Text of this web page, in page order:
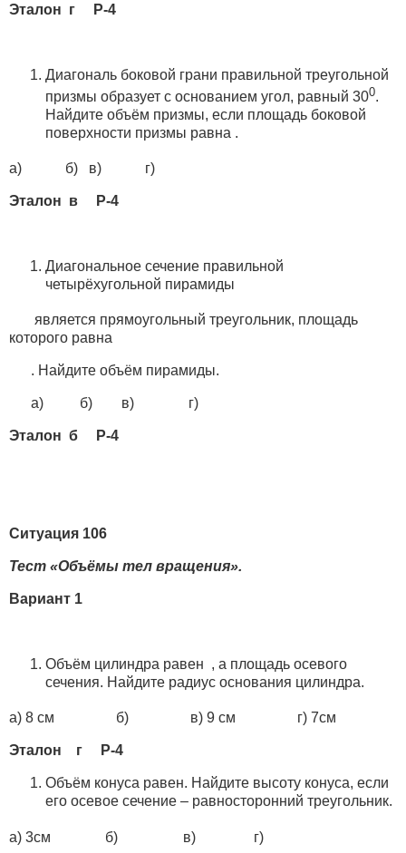
Эталон г Р-4
Диагональ боковой грани правильной треугольной
призмы образует с основанием угол, равный 300.
Найдите объём призмы, если площадь боковой
поверхности призмы равна .
а) б) в) г)
Эталон в Р-4
Диагональное сечение правильной
четырёхугольной пирамиды
является прямоугольный треугольник, площадь
которого равна
. Найдите объём пирамиды.
а) б) в) г)
Эталон б Р-4
Ситуация 106
Тест «Объёмы тел вращения».
Вариант 1
Объём цилиндра равен , а площадь осевого
сечения. Найдите радиус основания цилиндра.
а) 8 см б) в) 9 см г) 7см
Эталон г Р-4
Объём конуса равен. Найдите высоту конуса, если
его осевое сечение – равносторонний треугольник.
а) 3см б) в) г)